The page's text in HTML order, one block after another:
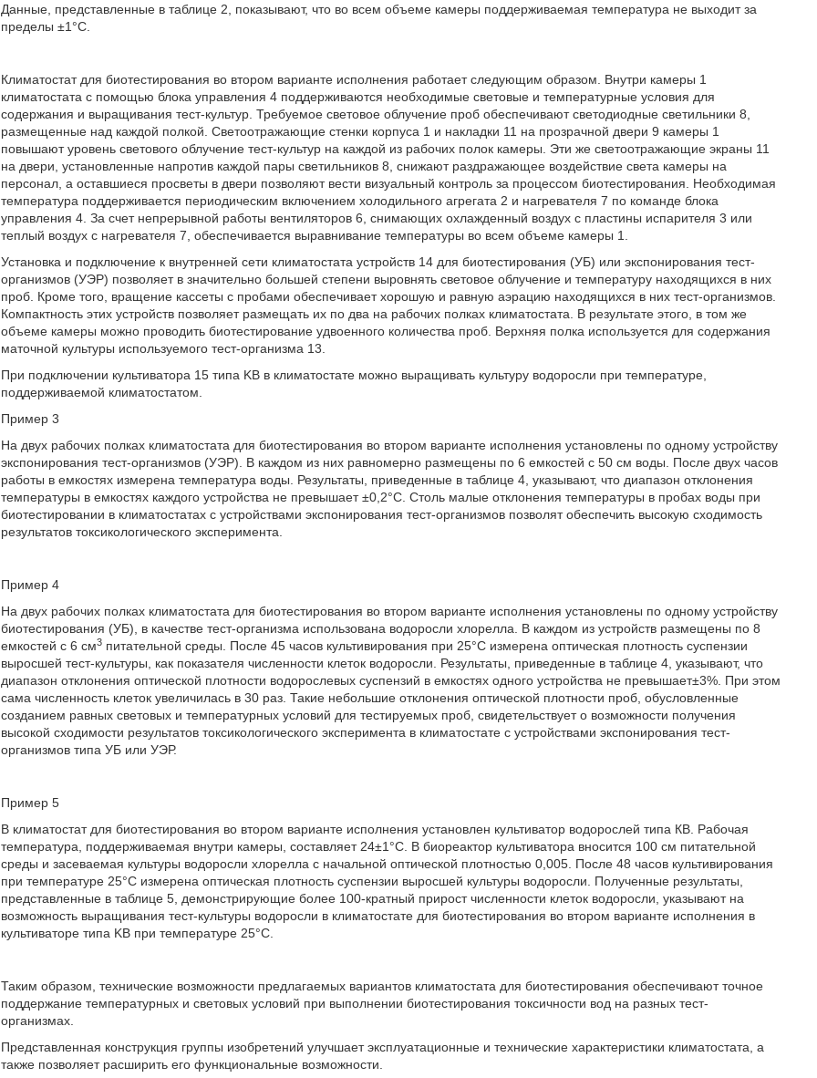
Данные, представленные в таблице 2, показывают, что во всем объеме камеры поддерживаемая температура не выходит за
пределы ±1°С.
Климатостат для биотестирования во втором варианте исполнения работает следующим образом. Внутри камеры 1
климатостата с помощью блока управления 4 поддерживаются необходимые световые и температурные условия для
содержания и выращивания тест-культур. Требуемое световое облучение проб обеспечивают светодиодные светильники 8,
размещенные над каждой полкой. Светоотражающие стенки корпуса 1 и накладки 11 на прозрачной двери 9 камеры 1
повышают уровень светового облучение тест-культур на каждой из рабочих полок камеры. Эти же светоотражающие экраны 11
на двери, установленные напротив каждой пары светильников 8, снижают раздражающее воздействие света камеры на
персонал, а оставшиеся просветы в двери позволяют вести визуальный контроль за процессом биотестирования. Необходимая
температура поддерживается периодическим включением холодильного агрегата 2 и нагревателя 7 по команде блока
управления 4. За счет непрерывной работы вентиляторов 6, снимающих охлажденный воздух с пластины испарителя 3 или
теплый воздух с нагревателя 7, обеспечивается выравнивание температуры во всем объеме камеры 1.
Установка и подключение к внутренней сети климатостата устройств 14 для биотестирования (УБ) или экспонирования тест-
организмов (УЭР) позволяет в значительно большей степени выровнять световое облучение и температуру находящихся в них
проб. Кроме того, вращение кассеты с пробами обеспечивает хорошую и равную аэрацию находящихся в них тест-организмов.
Компактность этих устройств позволяет размещать их по два на рабочих полках климатостата. В результате этого, в том же
объеме камеры можно проводить биотестирование удвоенного количества проб. Верхняя полка используется для содержания
маточной культуры используемого тест-организма 13.
При подключении культиватора 15 типа KB в климатостате можно выращивать культуру водоросли при температуре,
поддерживаемой климатостатом.
Пример 3
На двух рабочих полках климатостата для биотестирования во втором варианте исполнения установлены по одному устройству
экспонирования тест-организмов (УЭР). В каждом из них равномерно размещены по 6 емкостей с 50 см воды. После двух часов
работы в емкостях измерена температура воды. Результаты, приведенные в таблице 4, указывают, что диапазон отклонения
температуры в емкостях каждого устройства не превышает ±0,2°С. Столь малые отклонения температуры в пробах воды при
биотестировании в климатостатах с устройствами экспонирования тест-организмов позволят обеспечить высокую сходимость
результатов токсикологического эксперимента.
Пример 4
На двух рабочих полках климатостата для биотестирования во втором варианте исполнения установлены по одному устройству
биотестирования (УБ), в качестве тест-организма использована водоросли хлорелла. В каждом из устройств размещены по 8
емкостей с 6 см3 питательной среды. После 45 часов культивирования при 25°С измерена оптическая плотность суспензии
выросшей тест-культуры, как показателя численности клеток водоросли. Результаты, приведенные в таблице 4, указывают, что
диапазон отклонения оптической плотности водорослевых суспензий в емкостях одного устройства не превышает±3%. При этом
сама численность клеток увеличилась в 30 раз. Такие небольшие отклонения оптической плотности проб, обусловленные
созданием равных световых и температурных условий для тестируемых проб, свидетельствует о возможности получения
высокой сходимости результатов токсикологического эксперимента в климатостате с устройствами экспонирования тест-
организмов типа УБ или УЭР.
Пример 5
В климатостат для биотестирования во втором варианте исполнения установлен культиватор водорослей типа КВ. Рабочая
температура, поддерживаемая внутри камеры, составляет 24±1°С. В биореактор культиватора вносится 100 см питательной
среды и засеваемая культуры водоросли хлорелла с начальной оптической плотностью 0,005. После 48 часов культивирования
при температуре 25°С измерена оптическая плотность суспензии выросшей культуры водоросли. Полученные результаты,
представленные в таблице 5, демонстрирующие более 100-кратный прирост численности клеток водоросли, указывают на
возможность выращивания тест-культуры водоросли в климатостате для биотестирования во втором варианте исполнения в
культиваторе типа KB при температуре 25°С.
Таким образом, технические возможности предлагаемых вариантов климатостата для биотестирования обеспечивают точное
поддержание температурных и световых условий при выполнении биотестирования токсичности вод на разных тест-
организмах.
Представленная конструкция группы изобретений улучшает эксплуатационные и технические характеристики климатостата, а
также позволяет расширить его функциональные возможности.